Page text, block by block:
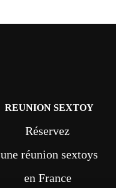
REUNION SEXTOY
Réservez
une réunion sextoys
en France